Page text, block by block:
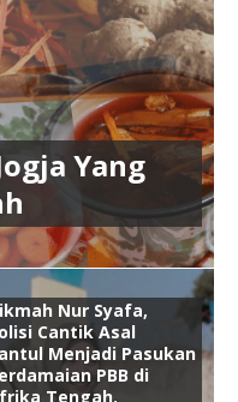
Yang
Nur Syafa,
Cantik Asal
Menjadi Pasukan
PBB di
Tengah.